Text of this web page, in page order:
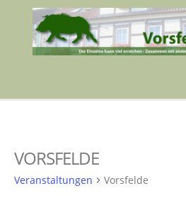
VORSFELDE
Veranstaltungen Vorsfelde